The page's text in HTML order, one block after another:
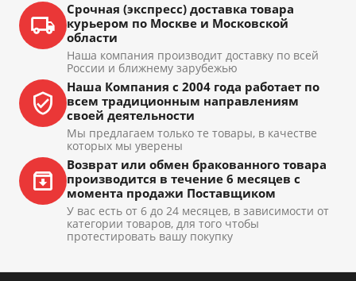
Срочная (экспресс) доставка товара
курьером по Москве и Московской
области
Наша компания производит доставку по всей
России и ближнему зарубежью
Наша Компания с 2004 года работает по
всем традиционным направлениям
своей деятельности
Мы предлагаем только те товары, в качестве
которых мы уверены
Возврат или обмен бракованного товара
производится в течение 6 месяцев с
момента продажи Поставщиком
У вас есть от 6 до 24 месяцев, в зависимости от
категории товаров, для того чтобы
протестировать вашу покупку